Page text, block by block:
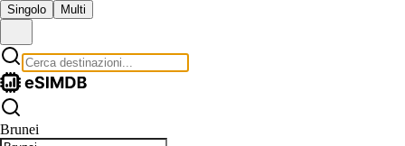
Singolo Multi
Brunei